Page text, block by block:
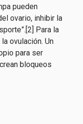
pueden
ovario, inhibir la
Para la
ovulación. Un
para ser
bloqueos